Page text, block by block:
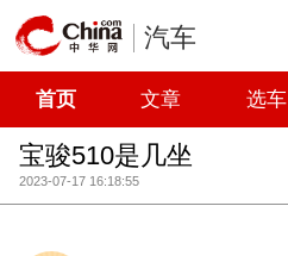
汽车
首页 文章 选车
宝骏510是几坐
2023-07-17 16:18:55